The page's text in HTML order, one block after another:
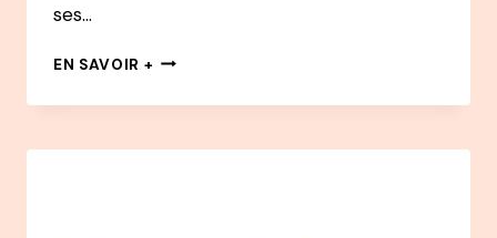
ses…
EN SAVOIR + 87
–
BROURHANT